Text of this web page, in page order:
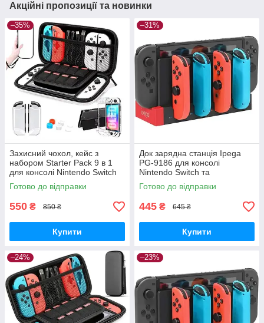
Акційні пропозиції та новинки
–35%
Захисний чохол, кейс з
набором Starter Pack 9 в 1
для консолі Nintendo Switch
OLED
Готово до відправки
550 ₴ 850 ₴
Купити
–31%
Док зарядна станція Ipega
PG-9186 для консолі
Nintendo Switch та
контролерів
Готово до відправки
445 ₴ 645 ₴
Купити
–24% –23%